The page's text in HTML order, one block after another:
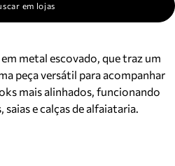
em lojas
metal escovado, que traz um
peça versátil para acompanhar
mais alinhados, funcionando
e calças de alfaiataria.